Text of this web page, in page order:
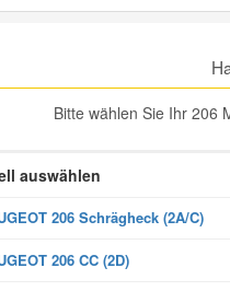
Bitte wählen Sie Ihr 206
auswählen
206 Schrägheck (2A/C)
206 CC (2D)